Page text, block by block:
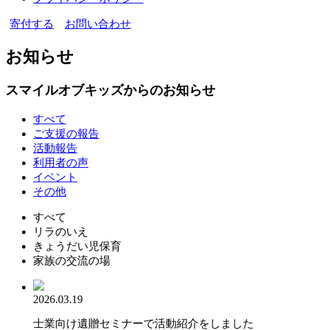
寄付する お問い合わせ
お知らせ
スマイルオブキッズからのお知らせ
すべて
ご支援の報告
活動報告
利用者の声
イベント
その他
すべて
リラのいえ
きょうだい児保育
家族の交流の場
2026.03.19
士業向け遺贈セミナーで活動紹介をしました